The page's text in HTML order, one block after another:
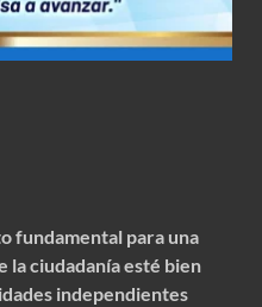
fundamental para una
la ciudadanía esté bien
independientes